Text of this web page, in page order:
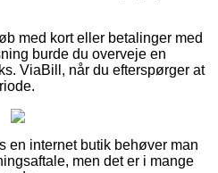
med kort eller betalinger med
burde du overveje en
ViaBill, når du efterspørger at
en internet butik behøver man
men det er i mange